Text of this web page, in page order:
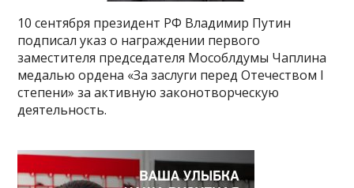
10 сентября президент РФ Владимир Путин
подписал указ о награждении первого
заместителя председателя Мособлдумы Чаплина
медалью ордена «За заслуги перед Отечеством I
степени» за активную законотворческую
деятельность.